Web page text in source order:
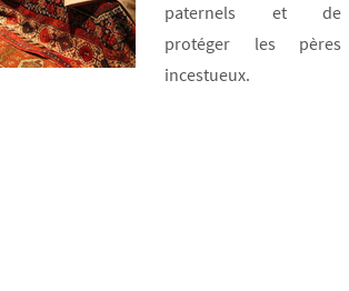
paternels et de
protéger les pères
incestueux.